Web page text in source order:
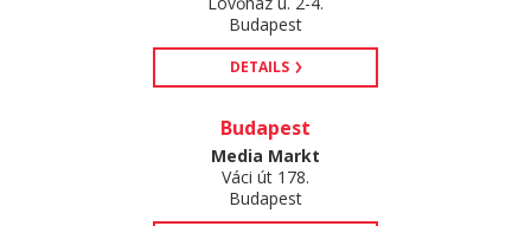
Budapest
DETAILS
Budapest
Media Markt
Váci út 178.
Budapest